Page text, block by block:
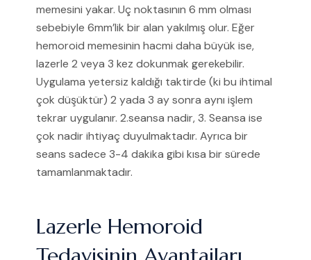
memesini yakar. Uç noktasının 6 mm olması
sebebiyle 6mm’lik bir alan yakılmış olur. Eğer
hemoroid memesinin hacmi daha büyük ise,
lazerle 2 veya 3 kez dokunmak gerekebilir.
Uygulama yetersiz kaldığı taktirde (ki bu ihtimal
çok düşüktür) 2 yada 3 ay sonra aynı işlem
tekrar uygulanır. 2.seansa nadir, 3. Seansa ise
çok nadir ihtiyaç duyulmaktadır. Ayrıca bir
seans sadece 3-4 dakika gibi kısa bir sürede
tamamlanmaktadır.
Lazerle Hemoroid